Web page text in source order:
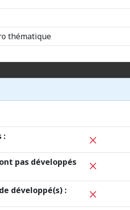
thématique
:
pas développés
développé(s) :